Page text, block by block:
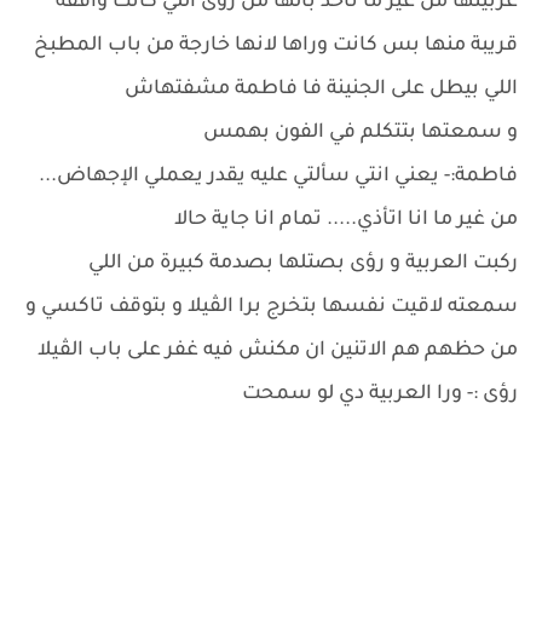
قريبة منها بس كانت وراها لانها خارجة من باب المطبخ
اللي بيطل على الجنينة فا فاطمة مشفتهاش
و سمعتها بتتكلم في الفون بهمس
فاطمة:- يعني انتي سألتي عليه يقدر يعملي الإجهاض...
من غير ما انا اتأذي..... تمام انا جاية حالا
ركبت العربية و رؤى بصتلها بصدمة كبيرة من اللي
سمعته لاقيت نفسها بتخرج برا الڤيلا و بتوقف تاكسي و
من حظهم هم الاتنين ان مكنش فيه غفر على باب الڤيلا
رؤى :- ورا العربية دي لو سمحت